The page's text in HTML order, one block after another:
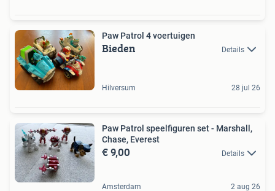
Paw Patrol 4 voertuigen
Bieden Details
Hilversum 28 jul 26
Paw Patrol speelfiguren set - Marshall,
Chase, Everest
€ 9,00 Details
Amsterdam 2 aug 26